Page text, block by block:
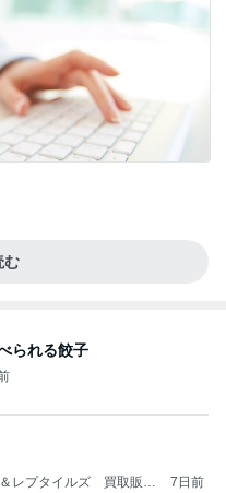
む
られる餃子
レプタイルズ 買取販売
7日前